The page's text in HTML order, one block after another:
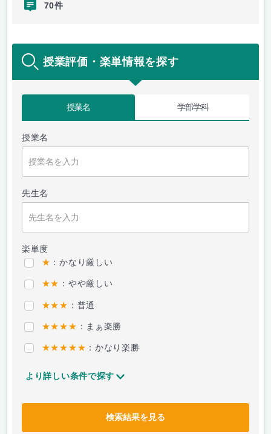
70件
授業評価・楽単情報を探す
授業名 学部学科
授業名
先生名
楽単度
★ ：かなり厳しい
★★ ：やや厳しい
★★★ ：普通
★★★★ ：まぁ楽勝
★★★★★ ：かなり楽勝
より詳しい条件で探す
検索結果を見る